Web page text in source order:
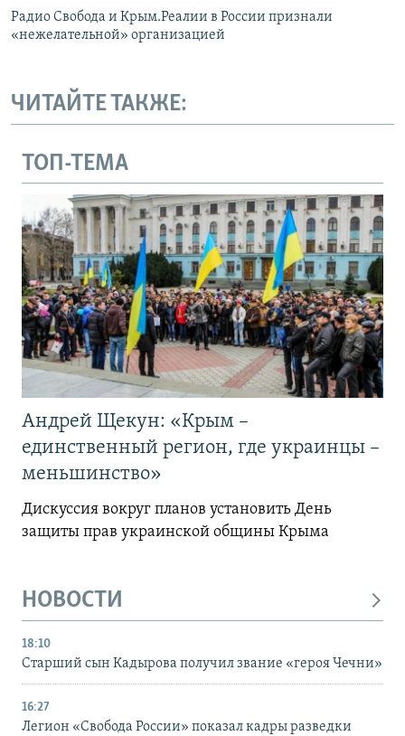
Радио Свобода и Крым.Реалии в России признали
«нежелательной» организацией
ЧИТАЙТЕ ТАКЖЕ:
ТОП-ТЕМА
Андрей Щекун: «Крым –
единственный регион, где украинцы –
меньшинство»
Дискуссия вокруг планов установить День
защиты прав украинской общины Крыма
НОВОСТИ
18:10
Старший сын Кадырова получил звание «героя Чечни»
16:27
Легион «Свобода России» показал кадры разведки